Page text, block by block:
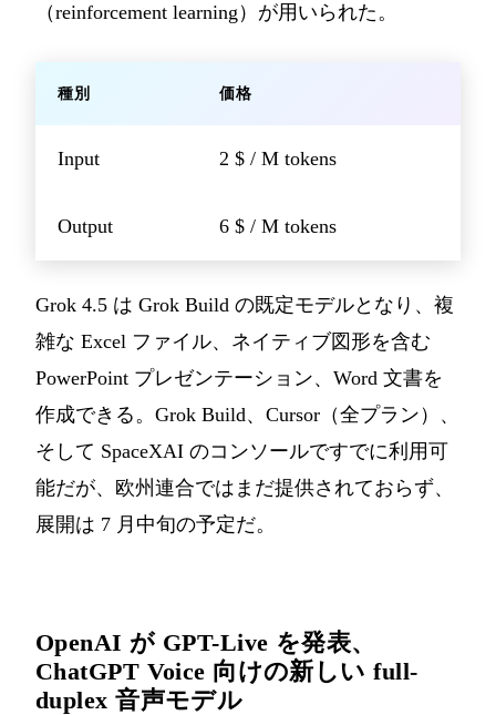
（reinforcement learning）が用いられた。
種別 価格
Input 2 $ / M tokens
Output 6 $ / M tokens
Grok 4.5 は Grok Build の既定モデルとなり、複
雑な Excel ファイル、ネイティブ図形を含む
PowerPoint プレゼンテーション、Word 文書を
作成できる。Grok Build、Cursor（全プラン）、
そして SpaceXAI のコンソールですでに利用可
能だが、欧州連合ではまだ提供されておらず、
展開は 7 月中旬の予定だ。
OpenAI が GPT-Live を発表、
ChatGPT Voice 向けの新しい full-
duplex 音声モデル